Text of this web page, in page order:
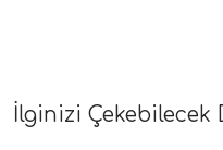
İlginizi Çekebilecek